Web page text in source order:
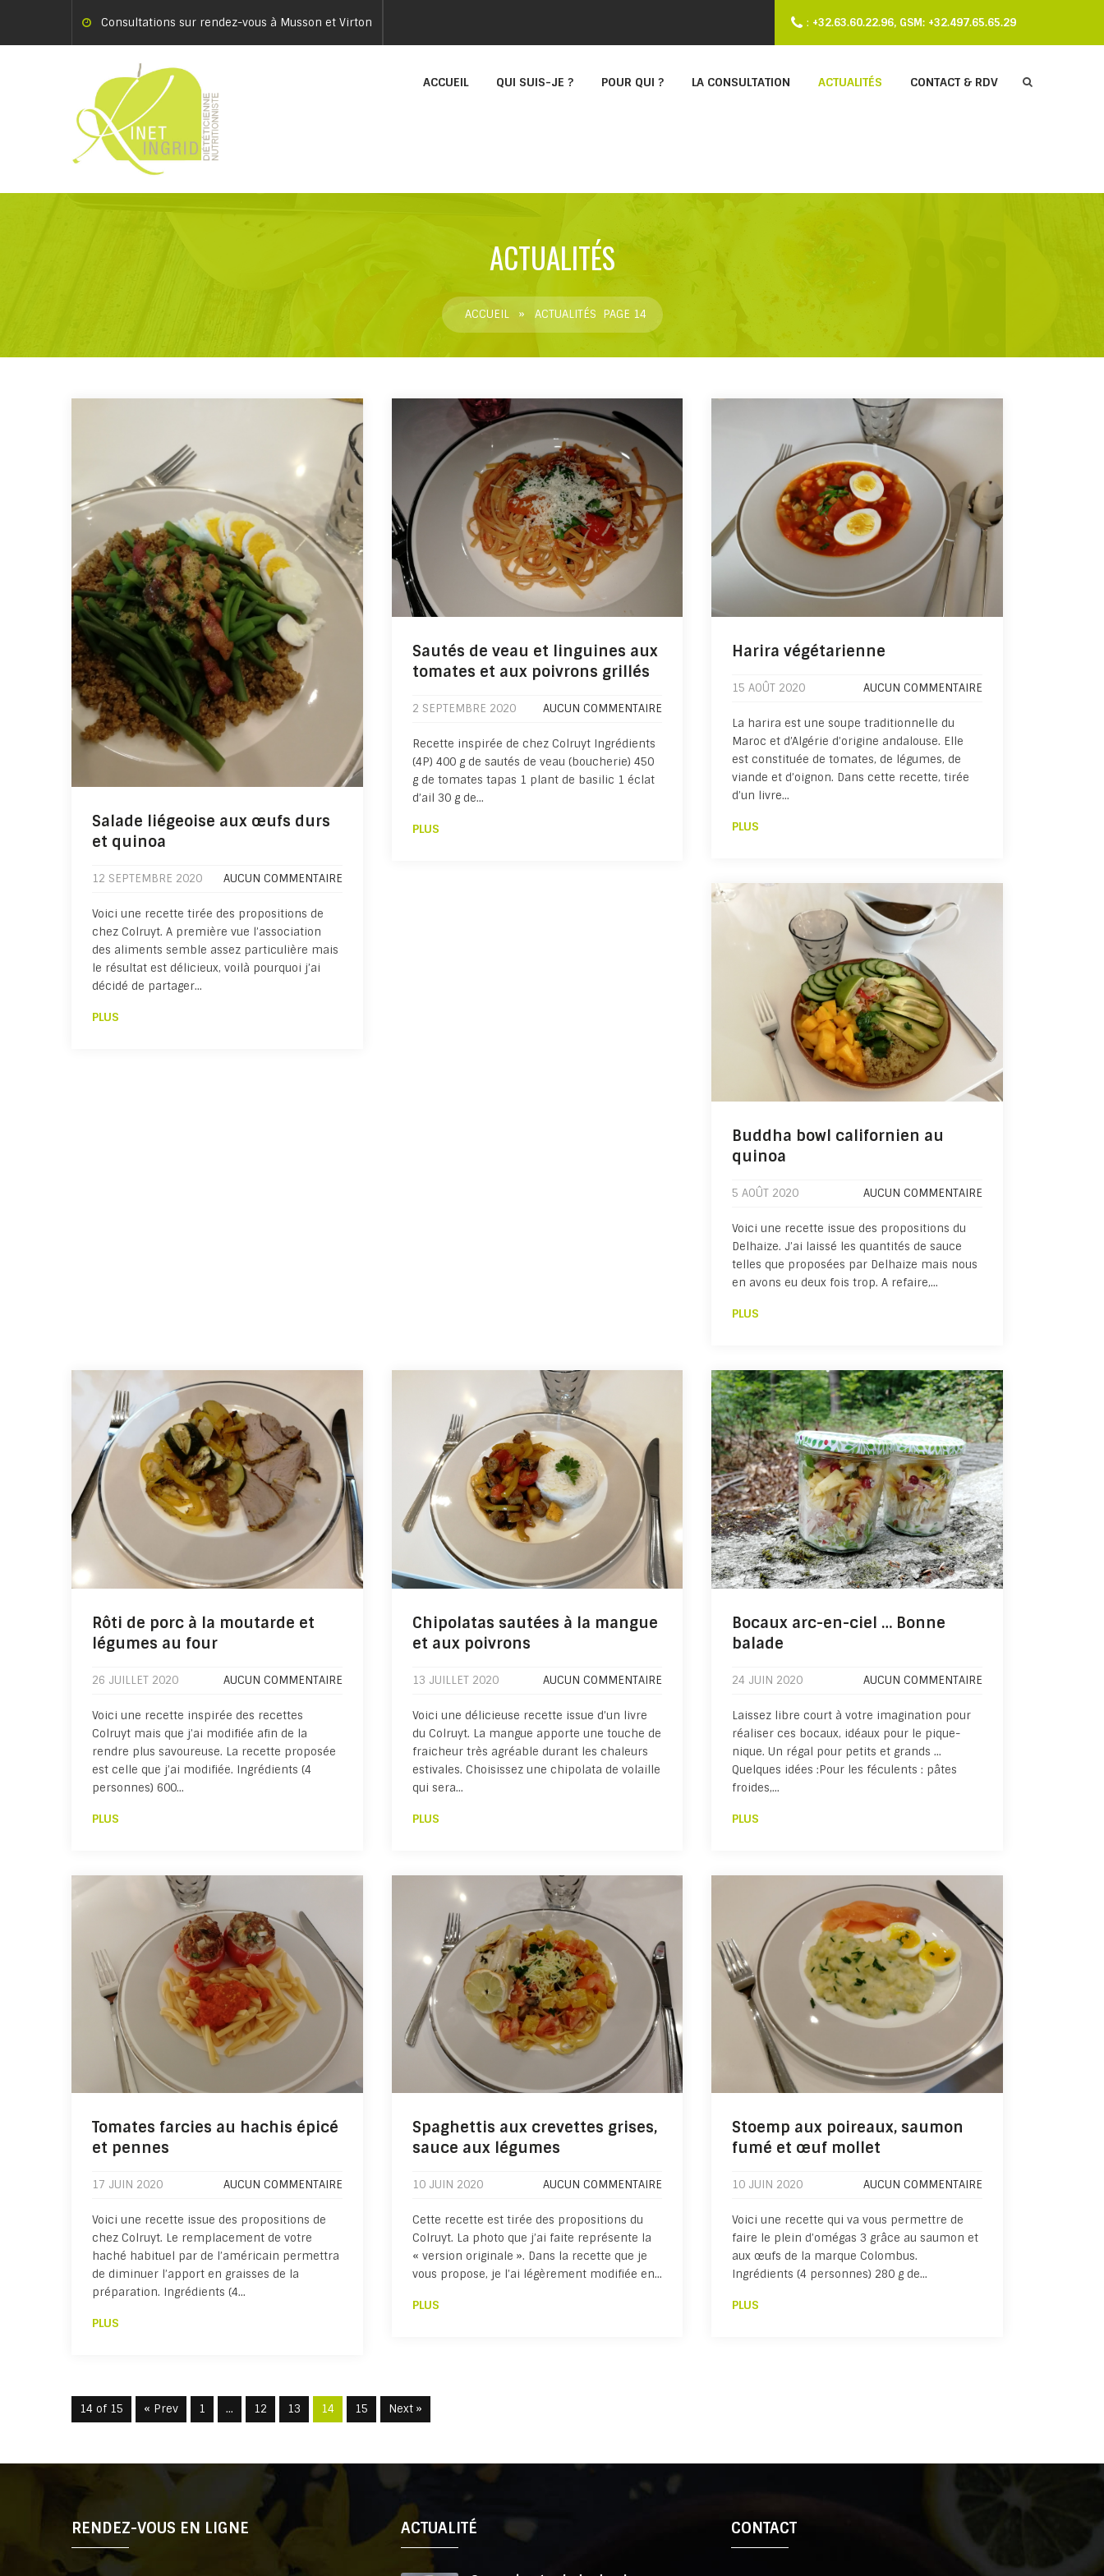
Consultations sur rendez-vous à Musson et Virton : +32.63.60.22.96, GSM: +32.497.65.65.29
ACCUEIL QUI SUIS-JE ? POUR QUI ? LA CONSULTATION ACTUALITÉS CONTACT & RDV
ACTUALITÉS
ACCUEIL » ACTUALITÉS PAGE 14
Salade liégeoise aux œufs durs
et quinoa
12 SEPTEMBRE 2020 AUCUN COMMENTAIRE
Voici une recette tirée des propositions de
chez Colruyt. A première vue l’association
des aliments semble assez particulière mais
le résultat est délicieux, voilà pourquoi j’ai
décidé de partager…
PLUS
Sautés de veau et linguines aux
tomates et aux poivrons grillés
2 SEPTEMBRE 2020 AUCUN COMMENTAIRE
Recette inspirée de chez Colruyt Ingrédients
(4P) 400 g de sautés de veau (boucherie) 450
g de tomates tapas 1 plant de basilic 1 éclat
d’ail 30 g de…
PLUS
Harira végétarienne
15 AOÛT 2020 AUCUN COMMENTAIRE
La harira est une soupe traditionnelle du
Maroc et d’Algérie d’origine andalouse. Elle
est constituée de tomates, de légumes, de
viande et d’oignon. Dans cette recette, tirée
d’un livre…
PLUS
Buddha bowl californien au
quinoa
5 AOÛT 2020 AUCUN COMMENTAIRE
Voici une recette issue des propositions du
Delhaize. J’ai laissé les quantités de sauce
telles que proposées par Delhaize mais nous
en avons eu deux fois trop. A refaire,…
PLUS
Rôti de porc à la moutarde et
légumes au four
26 JUILLET 2020 AUCUN COMMENTAIRE
Voici une recette inspirée des recettes
Colruyt mais que j’ai modifiée afin de la
rendre plus savoureuse. La recette proposée
est celle que j’ai modifiée. Ingrédients (4
personnes) 600…
PLUS
Chipolatas sautées à la mangue
et aux poivrons
13 JUILLET 2020 AUCUN COMMENTAIRE
Voici une délicieuse recette issue d’un livre
du Colruyt. La mangue apporte une touche de
fraicheur très agréable durant les chaleurs
estivales. Choisissez une chipolata de volaille
qui sera…
PLUS
Bocaux arc-en-ciel … Bonne
balade
24 JUIN 2020 AUCUN COMMENTAIRE
Laissez libre court à votre imagination pour
réaliser ces bocaux, idéaux pour le pique-
nique. Un régal pour petits et grands …
Quelques idées :Pour les féculents : pâtes
froides,…
PLUS
Tomates farcies au hachis épicé
et pennes
17 JUIN 2020 AUCUN COMMENTAIRE
Voici une recette issue des propositions de
chez Colruyt. Le remplacement de votre
haché habituel par de l’américain permettra
de diminuer l’apport en graisses de la
préparation. Ingrédients (4…
PLUS
Spaghettis aux crevettes grises,
sauce aux légumes
10 JUIN 2020 AUCUN COMMENTAIRE
Cette recette est tirée des propositions du
Colruyt. La photo que j’ai faite représente la
« version originale ». Dans la recette que je
vous propose, je l’ai légèrement modifiée en…
PLUS
Stoemp aux poireaux, saumon
fumé et œuf mollet
10 JUIN 2020 AUCUN COMMENTAIRE
Voici une recette qui va vous permettre de
faire le plein d’omégas 3 grâce au saumon et
aux œufs de la marque Colombus.
Ingrédients (4 personnes) 280 g de…
PLUS
14 of 15 « Prev 1 … 12 13 14 15 Next »
RENDEZ-VOUS EN LIGNE ACTUALITÉ CONTACT